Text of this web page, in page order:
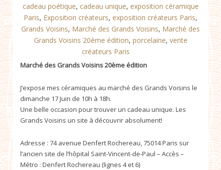
cadeau poétique, cadeau unique, exposition céramique
Paris, Exposition créateurs, exposition créateurs Paris,
Grands Voisins, Marché des Grands Voisins, Marché des
Grands Voisins 20ème édition, porcelaine, vente
créateurs Paris
Marché des Grands Voisins 20ème édition
J’expose mes céramiques au marché des Grands Voisins le
dimanche 17 Juin de 10h à 18h.
Une belle occasion pour trouver un cadeau unique. Les
Grands Voisins un site à découvrir absolument!
Adresse : 74 avenue Denfert Rochereau, 75014 Paris sur
l’ancien site de l’hôpital Saint-Vincent-de-Paul – Accès –
Métro : Denfert Rochereau (lignes 4 et 6)